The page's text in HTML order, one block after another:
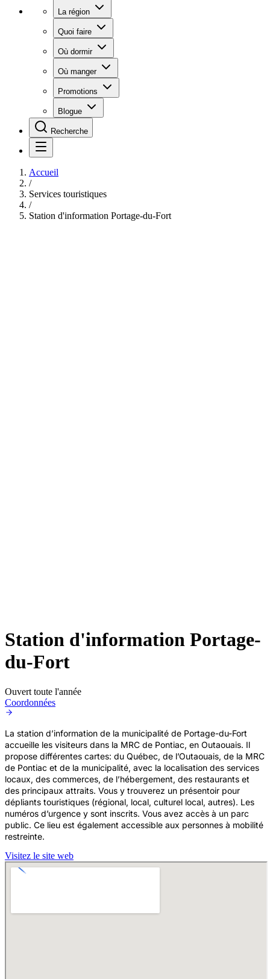
La région
Quoi faire
Où dormir
Où manger
Promotions
Blogue
Recherche
Accueil
/
Services touristiques
/
Station d'information Portage-du-Fort
Station d'information Portage-
du-Fort
Ouvert toute l'année
Coordonnées
La station d’information de la municipalité de Portage-du-Fort
accueille les visiteurs dans la MRC de Pontiac, en Outaouais. Il
propose différentes cartes: du Québec, de l’Outaouais, de la MRC
de Pontiac et de la municipalité, avec la localisation des services
locaux, des commerces, de l’hébergement, des restaurants et
des principaux attraits. Vous y trouverez un présentoir pour
dépliants touristiques (régional, local, culturel local, autres). Les
numéros d’urgence y sont inscrits. Vous avez accès à un parc
public. Ce lieu est également accessible aux personnes à mobilité
restreinte.
Visitez le site web